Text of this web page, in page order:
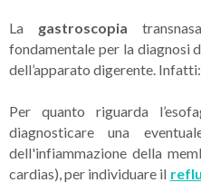
La gastroscopia
fondamentale per la diagnosi
dell’apparato digerente. Infatti:
Per quanto riguarda
diagnosticare una
dell'infiammazione della
cardias), per individuare il